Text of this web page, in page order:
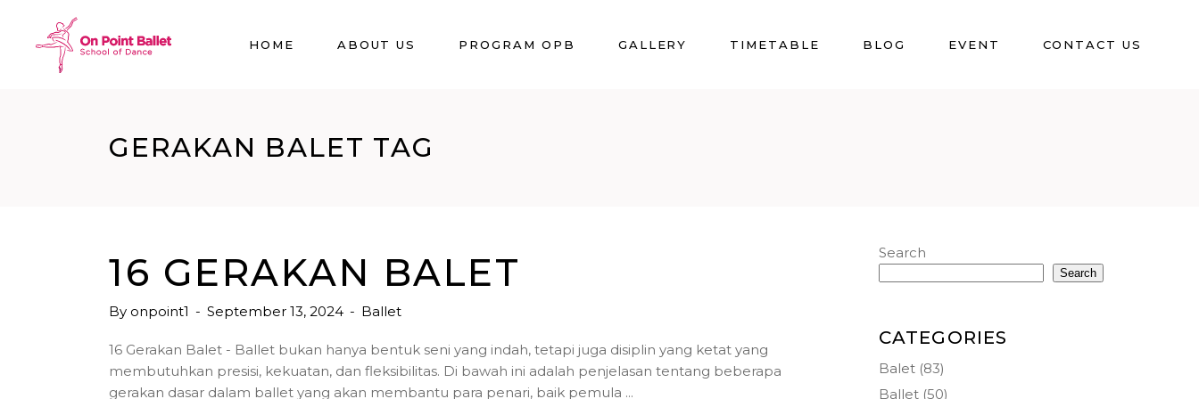
HOME ABOUT US PROGRAM OPB GALLERY TIMETABLE BLOG EVENT CONTACT US
GERAKAN BALET TAG
16 GERAKAN BALET
By onpoint1 September 13, 2024 Ballet
16 Gerakan Balet - Ballet bukan hanya bentuk seni yang indah, tetapi juga disiplin yang ketat yang
membutuhkan presisi, kekuatan, dan fleksibilitas. Di bawah ini adalah penjelasan tentang beberapa
gerakan dasar dalam ballet yang akan membantu para penari, baik pemula
Search
Search
CATEGORIES
Balet(83)
Ballet(50)